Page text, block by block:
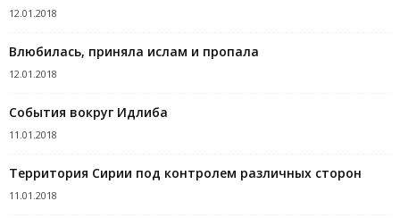
12.01.2018
Влюбилась, приняла ислам и пропала
12.01.2018
События вокруг Идлиба
11.01.2018
Территория Сирии под контролем различных сторон
11.01.2018